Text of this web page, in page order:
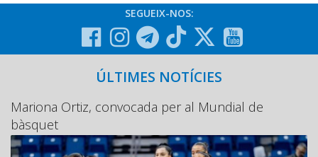
SEGUEIX-NOS:
ÚLTIMES NOTÍCIES
Mariona Ortiz, convocada per al Mundial de
bàsquet